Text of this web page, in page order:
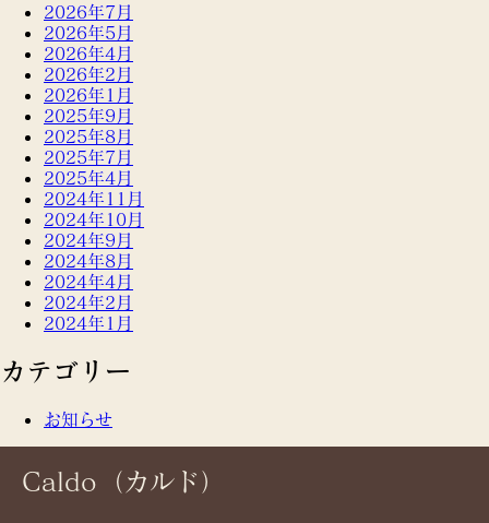
2026年7月
2026年5月
2026年4月
2026年2月
2026年1月
2025年9月
2025年8月
2025年7月
2025年4月
2024年11月
2024年10月
2024年9月
2024年8月
2024年4月
2024年2月
2024年1月
カテゴリー
お知らせ
Caldo（カルド）